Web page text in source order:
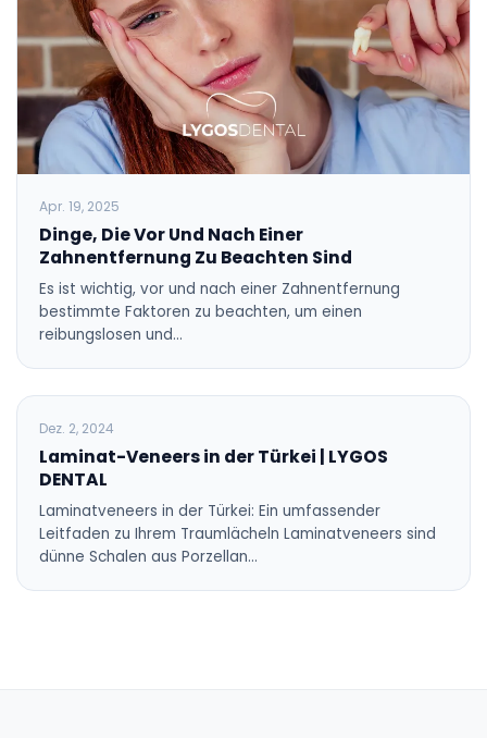
Apr. 19, 2025
Dinge, Die Vor Und Nach Einer
Zahnentfernung Zu Beachten Sind
Es ist wichtig, vor und nach einer Zahnentfernung
bestimmte Faktoren zu beachten, um einen
reibungslosen und…
BLOG
Dez. 2, 2024
Laminat-Veneers in der Türkei | LYGOS
DENTAL
Laminatveneers in der Türkei: Ein umfassender
Leitfaden zu Ihrem Traumlächeln Laminatveneers sind
dünne Schalen aus Porzellan…